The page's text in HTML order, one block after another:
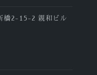
橋2-15-2 親和ビル